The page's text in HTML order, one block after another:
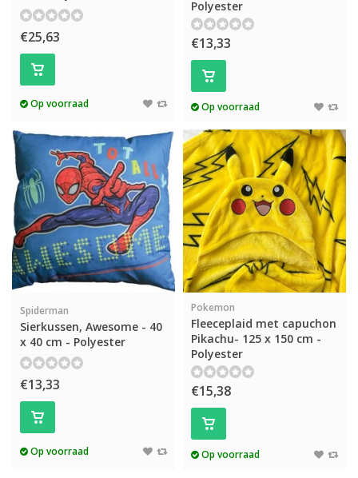
€25,63
Op voorraad
Polyester
€13,33
Op voorraad
Spiderman
Sierkussen, Awesome - 40
x 40 cm - Polyester
€13,33
Op voorraad
Pokemon
Fleeceplaid met capuchon
Pikachu- 125 x 150 cm -
Polyester
€15,38
Op voorraad